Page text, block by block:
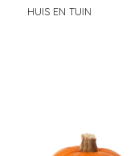
HUIS EN TUIN